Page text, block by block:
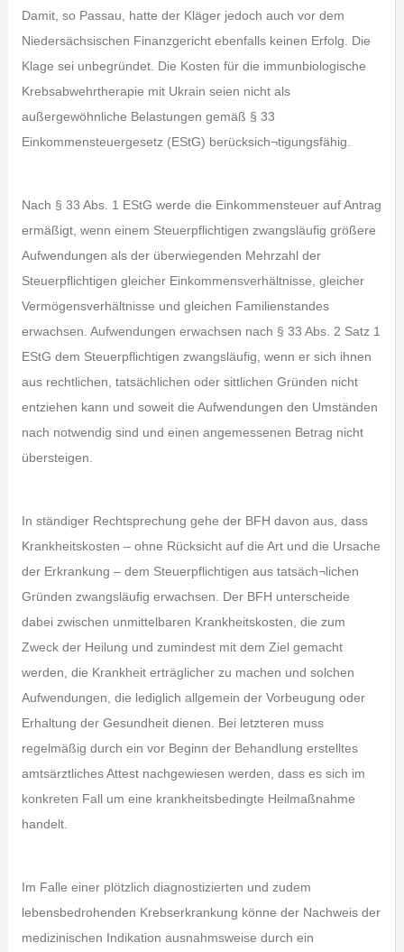
Damit, so Passau, hatte der Kläger jedoch auch vor dem
Niedersächsischen Finanzgericht ebenfalls keinen Erfolg. Die
Klage sei unbegründet. Die Kosten für die immunbiologische
Krebsabwehrtherapie mit Ukrain seien nicht als
außergewöhnliche Belastungen gemäß § 33
Einkommensteuergesetz (EStG) berücksich¬tigungsfähig.
Nach § 33 Abs. 1 EStG werde die Einkommensteuer auf Antrag
ermäßigt, wenn einem Steuerpflichtigen zwangsläufig größere
Aufwendungen als der überwiegenden Mehrzahl der
Steuerpflichtigen gleicher Einkommensverhältnisse, gleicher
Vermögensverhältnisse und gleichen Familienstandes
erwachsen. Aufwendungen erwachsen nach § 33 Abs. 2 Satz 1
EStG dem Steuerpflichtigen zwangsläufig, wenn er sich ihnen
aus rechtlichen, tatsächlichen oder sittlichen Gründen nicht
entziehen kann und soweit die Aufwendungen den Umständen
nach notwendig sind und einen angemessenen Betrag nicht
übersteigen.
In ständiger Rechtsprechung gehe der BFH davon aus, dass
Krankheitskosten – ohne Rücksicht auf die Art und die Ursache
der Erkrankung – dem Steuerpflichtigen aus tatsäch¬lichen
Gründen zwangsläufig erwachsen. Der BFH unterscheide
dabei zwischen unmittelbaren Krankheitskosten, die zum
Zweck der Heilung und zumindest mit dem Ziel gemacht
werden, die Krankheit erträglicher zu machen und solchen
Aufwendungen, die lediglich allgemein der Vorbeugung oder
Erhaltung der Gesundheit dienen. Bei letzteren muss
regelmäßig durch ein vor Beginn der Behandlung erstelltes
amtsärztliches Attest nachgewiesen werden, dass es sich im
konkreten Fall um eine krankheitsbedingte Heilmaßnahme
handelt.
Im Falle einer plötzlich diagnostizierten und zudem
lebensbedrohenden Krebserkrankung könne der Nachweis der
medizinischen Indikation ausnahmsweise durch ein